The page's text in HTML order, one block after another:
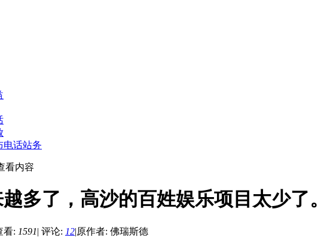
电话站务
看内容
多了，高沙的百姓娱乐项目太少了。
看: 1591| 评论: 12|原作者: 佛瑞斯德